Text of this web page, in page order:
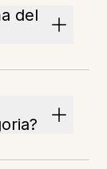
del